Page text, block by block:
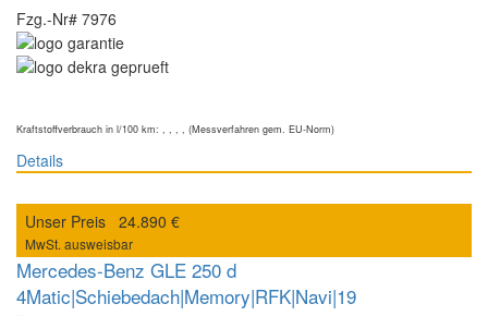
Fzg.-Nr# 7976
Kraftstoffverbrauch in l/100 km: , , , , (Messverfahren gem. EU-Norm)
Details
Unser Preis 24.890 €
MwSt. ausweisbar
Mercedes-Benz GLE 250 d
4Matic|Schiebedach|Memory|RFK|Navi|19